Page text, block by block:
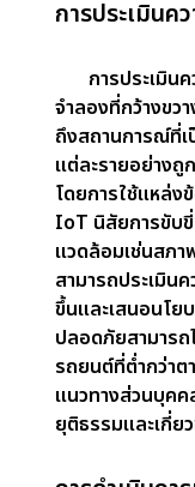
ภาคประกันภั
การพัฒนาอย่า
จำนวนมาก กา
คาดหวังของลู
ประสิทธิภาพใ
เปลี่ยนแปลงที่
ช่องว่างนี้โดย
ประโยชน์จาก
และการโต้ตอ